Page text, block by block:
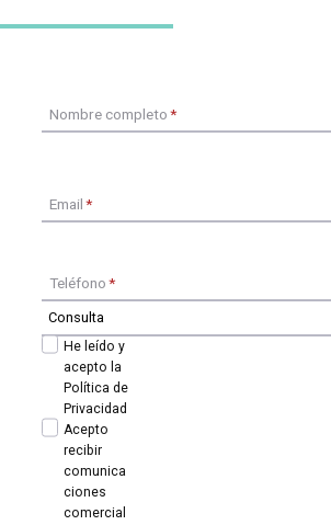
Nombre completo*
Email*
Teléfono*
He leído y
acepto la
Política de
Privacidad
Acepto
recibir
comunica
ciones
comercial